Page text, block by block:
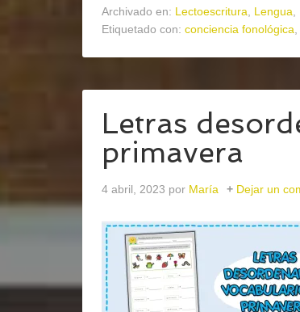
Archivado en: Lectoescritura Lengua
Etiquetado con: conciencia fonológica
Letras
primavera
4 abril, 2023 por María Dejar un